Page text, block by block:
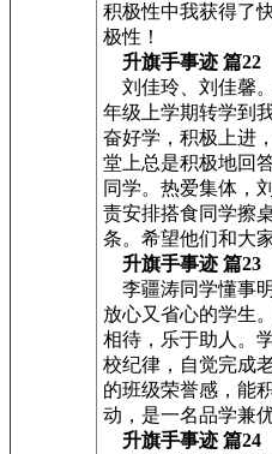
积极性中我获得了
极性！
升旗手事迹 篇22
刘佳玲、刘佳馨
年级上学期转学到
奋好学，积极上进
堂上总是积极地回
同学。热爱集体，
责安排搭食同学擦
条。希望他们和大
升旗手事迹 篇23
李疆涛同学懂事
放心又省心的学生
相待，乐于助人。
校纪律，自觉完成
的班级荣誉感，能
动，是一名品学兼
升旗手事迹 篇24